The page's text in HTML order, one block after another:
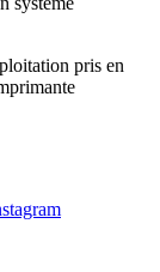
pris en